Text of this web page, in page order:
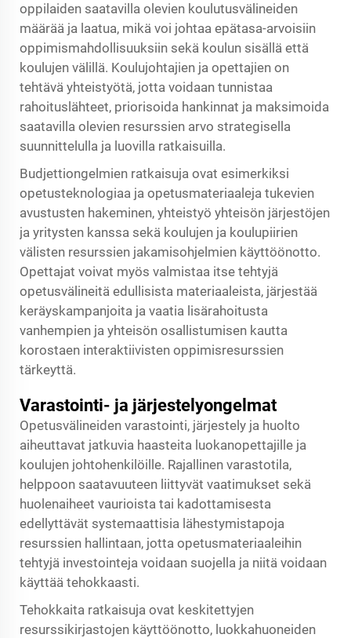
oppilaiden saatavilla olevien koulutusvälineiden
määrää ja laatua, mikä voi johtaa epätasa-arvoisiin
oppimismahdollisuuksiin sekä koulun sisällä että
koulujen välillä. Koulujohtajien ja opettajien on
tehtävä yhteistyötä, jotta voidaan tunnistaa
rahoituslähteet, priorisoida hankinnat ja maksimoida
saatavilla olevien resurssien arvo strategisella
suunnittelulla ja luovilla ratkaisuilla.
Budjettiongelmien ratkaisuja ovat esimerkiksi
opetusteknologiaa ja opetusmateriaaleja tukevien
avustusten hakeminen, yhteistyö yhteisön järjestöjen
ja yritysten kanssa sekä koulujen ja koulupiirien
välisten resurssien jakamisohjelmien käyttöönotto.
Opettajat voivat myös valmistaa itse tehtyjä
opetusvälineitä edullisista materiaaleista, järjestää
keräyskampanjoita ja vaatia lisärahoitusta
vanhempien ja yhteisön osallistumisen kautta
korostaen interaktiivisten oppimisresurssien
tärkeyttä.
Varastointi- ja järjestelyongelmat
Opetusvälineiden varastointi, järjestely ja huolto
aiheuttavat jatkuvia haasteita luokanopettajille ja
koulujen johtohenkilöille. Rajallinen varastotila,
helppoon saatavuuteen liittyvät vaatimukset sekä
huolenaiheet vaurioista tai kadottamisesta
edellyttävät systemaattisia lähestymistapoja
resurssien hallintaan, jotta opetusmateriaaleihin
tehtyjä investointeja voidaan suojella ja niitä voidaan
käyttää tehokkaasti.
Tehokkaita ratkaisuja ovat keskitettyjen
resurssikirjastojen käyttöönotto, luokkahuoneiden